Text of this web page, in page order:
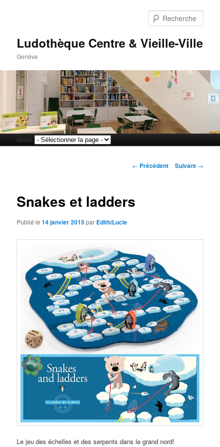
Ludothèque Centre & Vieille-Ville
Genève
principal
Aller
principal
Aller
secondaire
Navigation
← Précédent Suivant →
Snakes et ladders
Publié le14 janvier 2015par Edith/Lucie
Le jeu des échelles et des serpents dans le grand nord!